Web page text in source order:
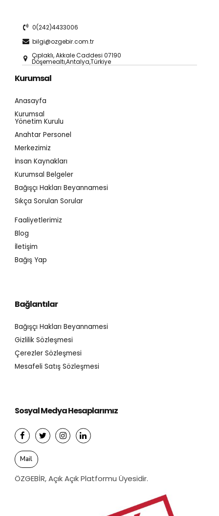
0(242)4433006
bilgi@ozgebir.com.tr
Çıplaklı, Akkale Caddesi 07190
Döşemealtı,Antalya,Türkiye
Kurumsal
Anasayfa
Kurumsal
Yönetim Kurulu
Anahtar Personel
Merkezimiz
İnsan Kaynakları
Kurumsal Belgeler
Bağışçı Hakları Beyannamesi
Sıkça Sorulan Sorular
Faaliyetlerimiz
Blog
İletişim
Bağış Yap
Bağlantılar
Bağışçı Hakları Beyannamesi
Gizlilik Sözleşmesi
Çerezler Sözleşmesi
Mesafeli Satış Sözleşmesi
Sosyal Medya Hesaplarımız
Mail
ÖZGEBİR, Açık Açık Platformu Üyesidir.